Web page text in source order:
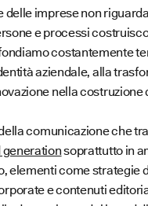
delle imprese non
e processi
costantemente
aziendale, alla
nella
comunicazione che
generationsoprattutto in
elementi come strategie
e contenuti